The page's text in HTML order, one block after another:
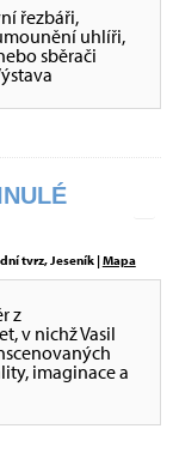
řezbáři,
uhlíři,
sběrači
tvrz, Jeseník |Mapa
z
v nichž Vasil
imaginace a